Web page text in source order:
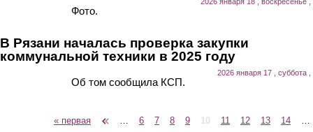
Фото.
В Рязани началась проверка закупки
коммунальной техники в 2025 году
2026 января 17 , суббота ,
Об том сообщила КСП.
Страницы« первая 6 7 8 9 10 11 12 13 14